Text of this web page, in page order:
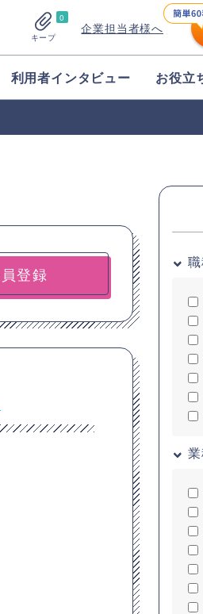
0
キープ
企業担当者様へ
利用者インタビュー お役立
登録